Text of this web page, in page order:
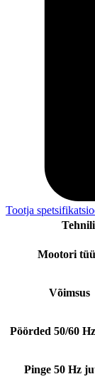
Tootja
Mootori
Võimsus
Pöörded 50/60
Pinge 50 Hz